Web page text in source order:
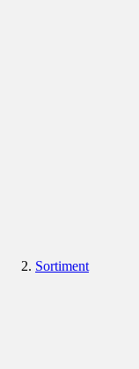
Sortiment